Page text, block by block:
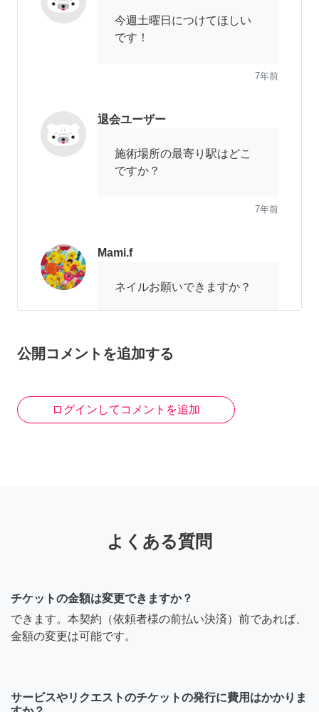
今週土曜日につけてほしい
です！
7年前
退会ユーザー
施術場所の最寄り駅はどこ
ですか？
7年前
Mami.f
ネイルお願いできますか？
いつでもよいのですか？
ことできませんか？
あやの☺︎
公開コメントを追加する
ログインしてコメントを追加
よくある質問
チケットの金額は変更できますか？
できます。本契約（依頼者様の前払い決済）前であれば、
金額の変更は可能です。
サービスやリクエストのチケットの発行に費用はかかりま